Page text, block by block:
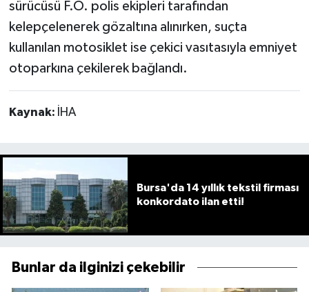
sürücüsü F.O. polis ekipleri tarafından
kelepçelenerek gözaltına alınırken, suçta
kullanılan motosiklet ise çekici vasıtasıyla emniyet
otoparkına çekilerek bağlandı.
Kaynak: İHA
Bursa'da 14 yıllık tekstil firması
konkordato ilan etti!
Bunlar da ilginizi çekebilir